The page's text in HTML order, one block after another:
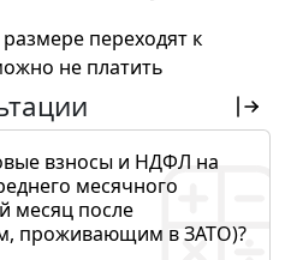
переходят к
не платить
взносы и НДФЛ на
месячного
месяц после
проживающим в ЗАТО)?